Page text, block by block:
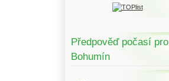
Předpověď počasí pro
Bohumín